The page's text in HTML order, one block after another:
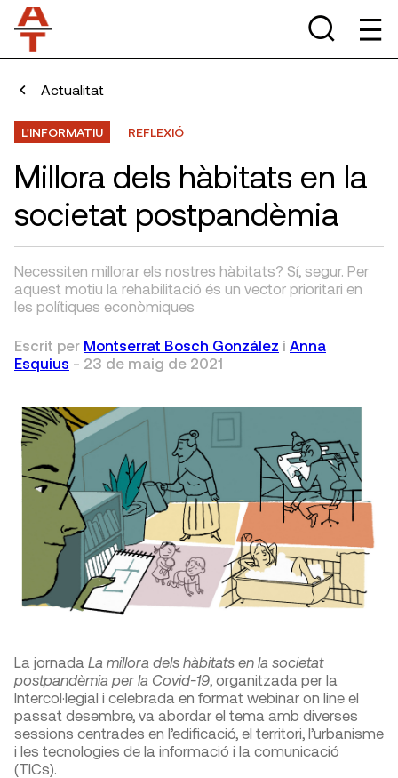
Actualitat
L'INFORMATIU REFLEXIÓ
Millora dels hàbitats en la
societat postpandèmia
Necessiten millorar els nostres hàbitats? Sí, segur. Per
aquest motiu la rehabilitació és un vector prioritari en
les polítiques econòmiques
Escrit per Montserrat Bosch González i Anna
Esquius - 23 de maig de 2021
La jornada La millora dels hàbitats en la societat
postpandèmia per la Covid-19 , organitzada per la
Intercol·legial i celebrada en format webinar on line el
passat desembre, va abordar el tema amb diverses
sessions centrades en l’edificació, el territori, l’urbanisme
i les tecnologies de la informació i la comunicació
(TICs).